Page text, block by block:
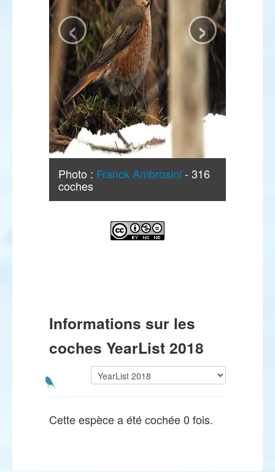
Photo : Franck Ambrosini - 316
coches
‹ ›
Informations sur les
coches YearList 2018
Cette espèce a été cochée 0 fois.